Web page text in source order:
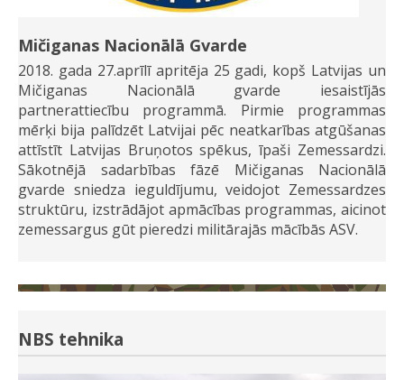
Mičiganas Nacionālā Gvarde
2018. gada 27.aprīlī apritēja 25 gadi, kopš Latvijas un
Mičiganas Nacionālā gvarde iesaistījās
partnerattiecību programmā. Pirmie programmas
mērķi bija palīdzēt Latvijai pēc neatkarības atgūšanas
attīstīt Latvijas Bruņotos spēkus, īpaši Zemessardzi.
Sākotnējā sadarbības fāzē Mičiganas Nacionālā
gvarde sniedza ieguldījumu, veidojot Zemessardzes
struktūru, izstrādājot apmācības programmas, aicinot
zemessargus gūt pieredzi militārajās mācībās ASV.
NBS tehnika